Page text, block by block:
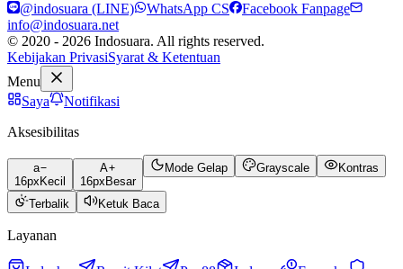
@indosuara (LINE)
WhatsApp CS
Facebook Fanpage
info@indosuara.net
© 2020 - 2026 Indosuara. All rights reserved.
Kebijakan PrivasiSyarat & Ketentuan
Menu
Saya
Notifikasi
Aksesibilitas
a
16px Kecil
A
16px Besar
Mode Gelap Grayscale Kontras
Terbalik Ketuk Baca
Layanan